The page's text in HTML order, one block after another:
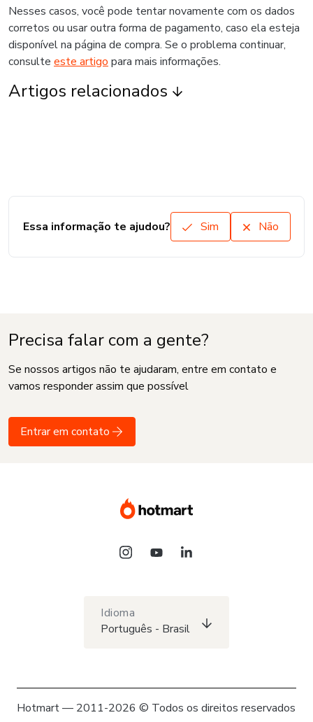
Nesses casos, você pode tentar novamente com os dados
corretos ou usar outra forma de pagamento, caso ela esteja
disponível na página de compra. Se o problema continuar,
consulte este artigo para mais informações.
Artigos relacionados
Essa informação te ajudou? Sim Não
Precisa falar com a gente?
Se nossos artigos não te ajudaram, entre em contato e
vamos responder assim que possível
Entrar em contato
Idioma
Português - Brasil
Hotmart — 2011-2026 © Todos os direitos reservados